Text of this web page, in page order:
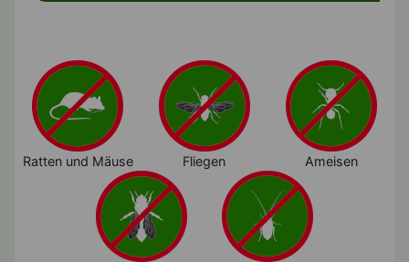
Ratten und Mäuse Fliegen Ameisen